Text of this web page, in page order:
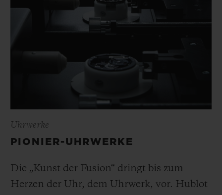
Uhrwerke
PIONIER-UHRWERKE
Die „Kunst der Fusion“ dringt bis zum
Herzen der Uhr, dem Uhrwerk, vor. Hublot